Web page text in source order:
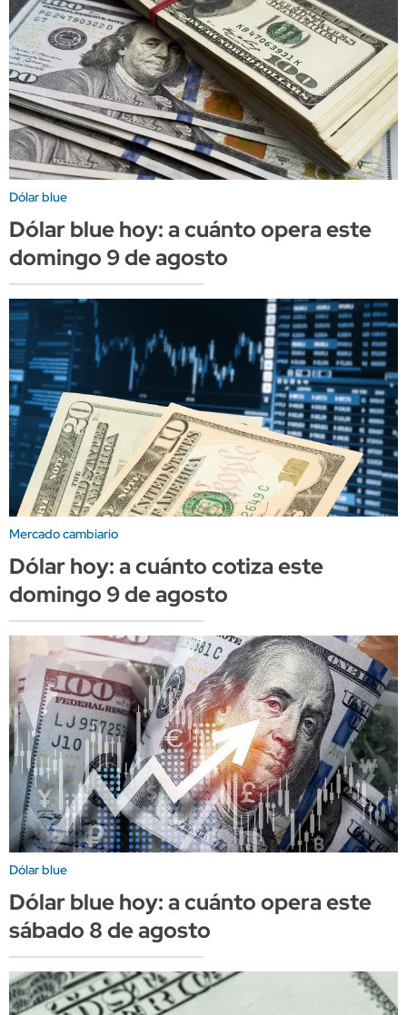
Dólar blue
Dólar blue hoy: a cuánto opera este
domingo 9 de agosto
Mercado cambiario
Dólar hoy: a cuánto cotiza este
domingo 9 de agosto
Dólar blue
Dólar blue hoy: a cuánto opera este
sábado 8 de agosto